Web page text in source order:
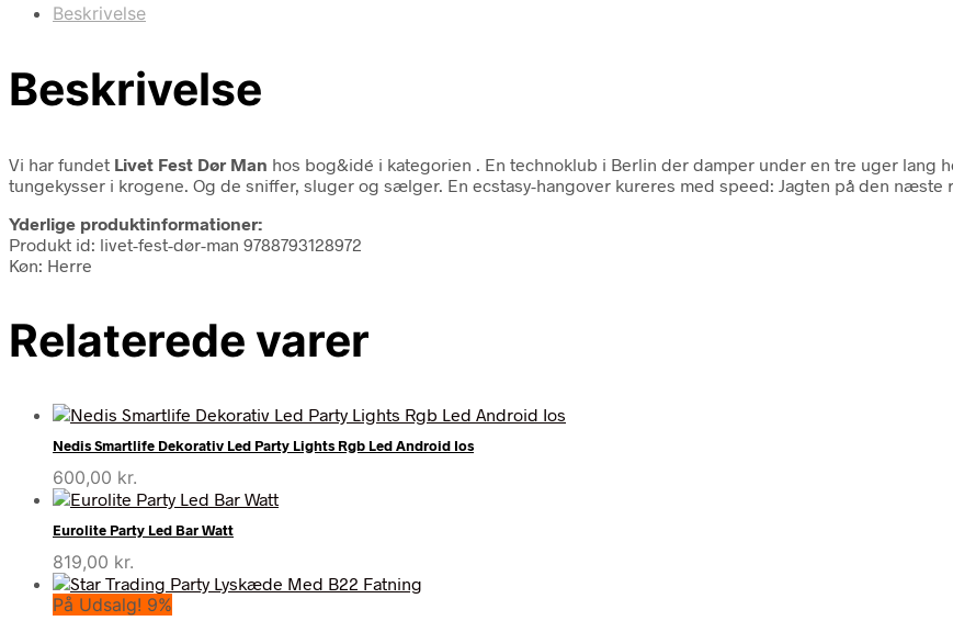
Beskrivelse
Beskrivelse
Vi har fundet Livet Fest Dør Man hos bog&idé i kategorien
. En technoklub i Berlin der damper under en tre uger
tungekysser i krogene. Og de sniffer, sluger og sælger. En ecstasy-hangover kureres med speed: Jagten på den
Yderlige produktinformationer:
Produkt id: livet-fest-dør-man 9788793128972
Køn: Herre
Relaterede varer
Nedis Smartlife Dekorativ Led Party Lights Rgb Led Android Ios
600,00 kr.
Eurolite Party Led Bar Watt
819,00 kr.
På Udsalg! 9%